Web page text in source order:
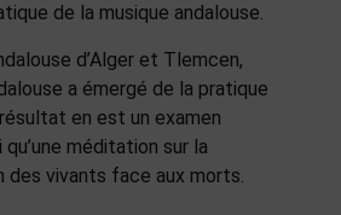
de la musique andalouse.
d’Alger et Tlemcen,
a émergé de la pratique
en est un examen
méditation sur la
des vivants face aux morts.